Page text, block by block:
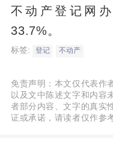
不动产登记网
33.7%。
标签: 登记 不动产
免责声明：本文仅代表作
以及文中陈述文字和内容
者部分内容、文字的真实
证或承诺，请读者仅作参